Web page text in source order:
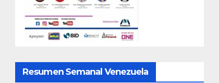
Resumen Semanal Venezuela